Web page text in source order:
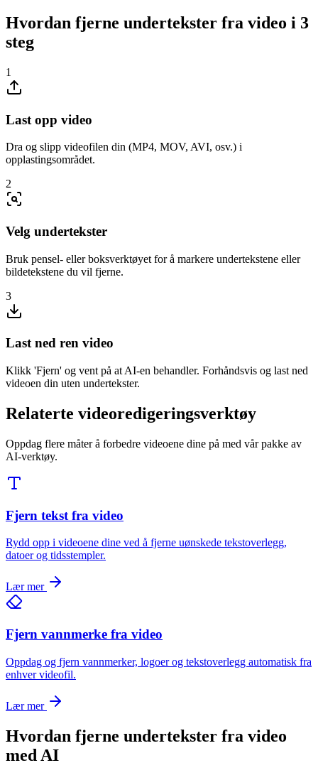
Hvordan fjerne undertekster fra video i 3
steg
1
Last opp video
Dra og slipp videofilen din (MP4, MOV, AVI, osv.) i
opplastingsområdet.
2
Velg undertekster
Bruk pensel- eller boksverktøyet for å markere undertekstene eller
bildetekstene du vil fjerne.
3
Last ned ren video
Klikk 'Fjern' og vent på at AI-en behandler. Forhåndsvis og last ned
videoen din uten undertekster.
Relaterte videoredigeringsverktøy
Oppdag flere måter å forbedre videoene dine på med vår pakke av
AI-verktøy.
Fjern tekst fra video
Rydd opp i videoene dine ved å fjerne uønskede tekstoverlegg,
datoer og tidsstempler.
Lær mer
Fjern vannmerke fra video
Oppdag og fjern vannmerker, logoer og tekstoverlegg automatisk fra
enhver videofil.
Lær mer
Hvordan fjerne undertekster fra video
med AI